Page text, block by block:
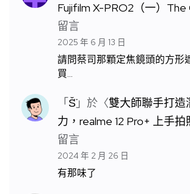
Fujifilm X-PRO2（一）
留言
2025 年 6 月 13 日
請問蔡司那顆定焦鏡頭的方形
買…
「S̆̈」於〈雙大師聯手打造
力，realme 12 Pro+ 上手拍
留言
2024 年 2 月 26 日
有那味了